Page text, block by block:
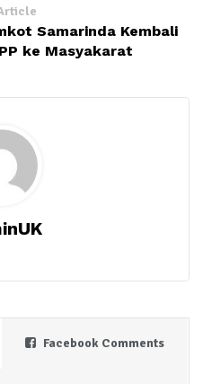
Samarinda Kembali
ke Masyakarat
Facebook Comments